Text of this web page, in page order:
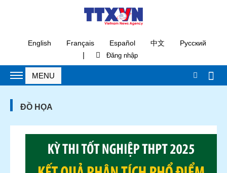
English Français Español 中文 Русский
|
ĐỒ HỌA